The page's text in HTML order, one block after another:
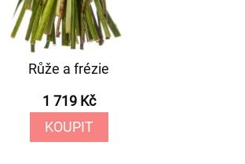
Růže a frézie
1 719 Kč
KOUPIT